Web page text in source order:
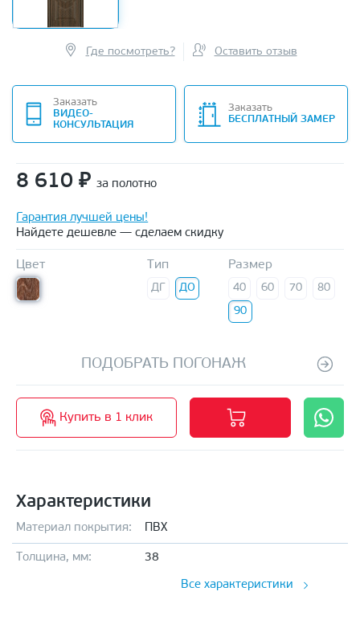
Где посмотреть? Оставить отзыв
Заказать
ВИДЕО-
КОНСУЛЬТАЦИЯ
Заказать
БЕСПЛАТНЫЙ ЗАМЕР
8 610 ₽ за полотно
Гарантия лучшей цены!
Найдете дешевле — сделаем скидку
Цвет Тип
ДГ ДО
Размер
40 60 70
80
90
ПОДОБРАТЬ ПОГОНАЖ
Купить в 1 клик
Характеристики
Материал покрытия: ПВХ
Толщина, мм: 38
Все характеристики